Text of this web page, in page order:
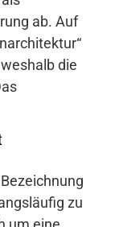
ab. Auf
die
zu